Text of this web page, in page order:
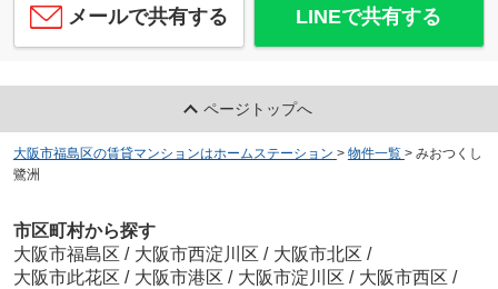
メールで共有する LINEで共有する
ページトップへ
大阪市福島区の賃貸マンションはホームステーション > 物件一覧 > みおつくし
鷺洲
市区町村から探す
大阪市福島区 / 大阪市西淀川区 / 大阪市北区 /
大阪市此花区 / 大阪市港区 / 大阪市淀川区 / 大阪市西区 /